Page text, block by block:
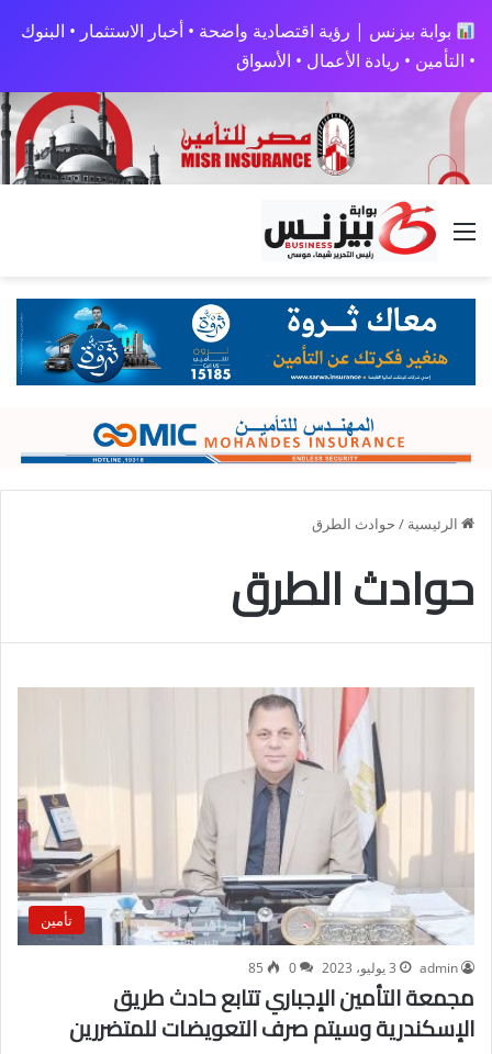
بوابة بيزنس | رؤية اقتصادية واضحة • أخبار الاستثمار • البنوك
• التأمين • ريادة الأعمال • الأسواق
القائمة
الرئيسية / حوادث الطرق
حوادث الطرق
تأمين
admin 3 يوليو، 2023 0
85
مجمعة التأمين الإجباري تتابع حادث طريق
الإسكندرية وسيتم صرف التعويضات للمتضررين